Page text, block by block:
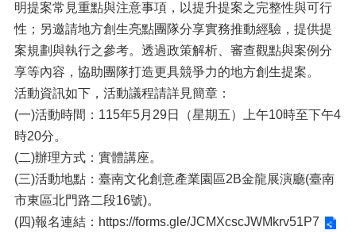
明提案常見重點與注意事項，以提升提案之完整性與可行
性；另邀請地方創生亮點團隊分享實務推動經驗，提供提
案規劃與執行之參考。透過政策解析、審查觀點與案例分
享等內容，協助團隊打造更具競爭力的地方創生提案。
活動資訊如下，活動議程請詳見簡章：
(一)活動時間：115年5月29日（星期五）上午10時至下午4
時20分。
(二)辦理方式：實體講座。
(三)活動地點：臺南文化創意產業園區2B金龍展演廳(臺南
市東區北門路二段16號)。
(四)報名連結： https://forms.gle/JCMXcscJWMkrv51P7